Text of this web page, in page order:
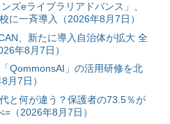
ズeライブラリアドバンス」、
に一斉導入（2026年8月7日）
、新たに導入自治体が拡大 全
年8月7日）
QommonsAI」の活用研修を北
月7日）
と何が違う？保護者の73.5％が
（2026年8月7日）